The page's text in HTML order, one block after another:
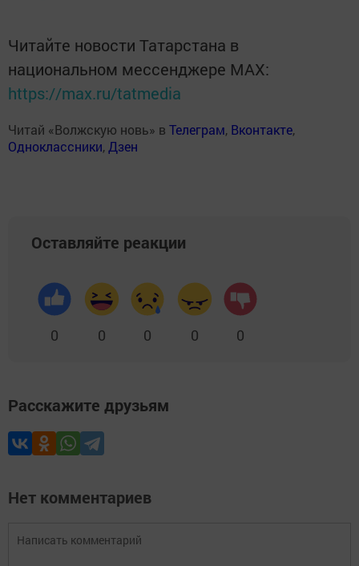
Читайте новости Татарстана в
национальном мессенджере MАХ:
https://max.ru/tatmedia
Читай «Волжскую новь» в Телеграм, Вконтакте,
Одноклассники, Дзен
Оставляйте реакции
0 0 0 0 0
Расскажите друзьям
Нет комментариев